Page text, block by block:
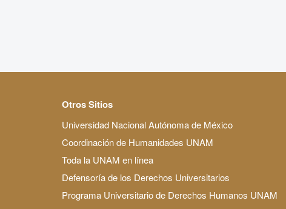
Otros Sitios
Universidad Nacional Autónoma de México
Coordinación de Humanidades UNAM
Toda la UNAM en línea
Defensoría de los Derechos Universitarios
Programa Universitario de Derechos Humanos UNAM